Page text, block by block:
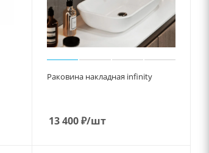
Раковина накладная infinity
13 400₽/шт